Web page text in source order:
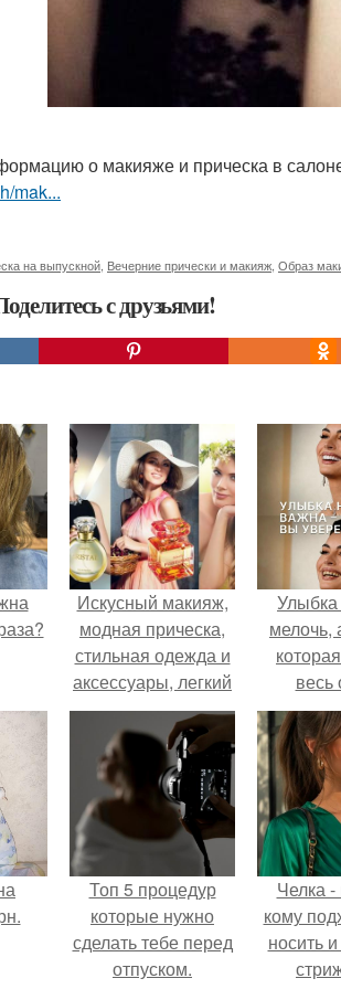
о макияже и прическа в
mak...
на выпускной Вечерние прически и макияж Образ
с друзьями!
Искусный макияж,
модная прическа,
стильная одежда и
аксессуары, легкий
нрав, чувство
юмора, высокий
интеллект ….
Улыбка
мелочь,
весь
Топ 5 процедур
которые нужно
сделать тебе перед
отпуском.
Челка
кому
носить